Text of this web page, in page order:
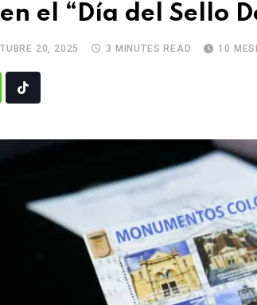
el “Día del Sello
20, 2025 3 MINUTES READ 10